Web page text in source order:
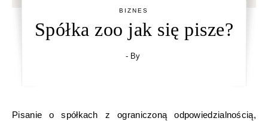
BIZNES
Spółka zoo jak się pisze?
- By
Pisanie o spółkach z ograniczoną odpowiedzialnością,